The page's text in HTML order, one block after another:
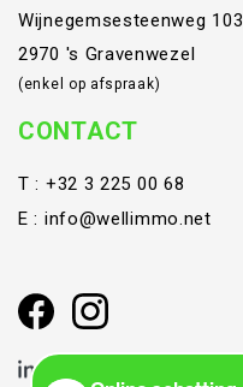
Wijnegemsesteenweg 103
2970 's Gravenwezel
(enkel op afspraak)
CONTACT
T : +32 3 225 00 68
E : info@wellimmo.net